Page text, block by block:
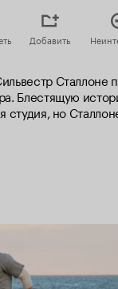
Добавить
Сталлоне
Блестящую
студия, но
условии, что
боссы не
Сталлоне
чтобы снять
мечты самостоятельно.